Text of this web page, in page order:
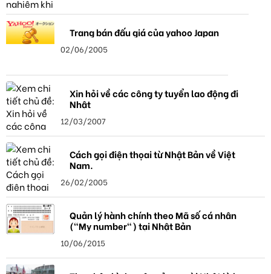
Trang bán đấu giá của yahoo Japan
02/06/2005
Xin hỏi về các công ty tuyển lao động đi
Nhật
12/03/2007
Cách gọi điện thọai từ Nhật Bản về Việt
Nam.
26/02/2005
Quản lý hành chính theo Mã số cá nhân
("My number") tại Nhật Bản
10/06/2015